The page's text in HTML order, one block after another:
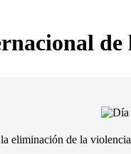
de
eliminación de la